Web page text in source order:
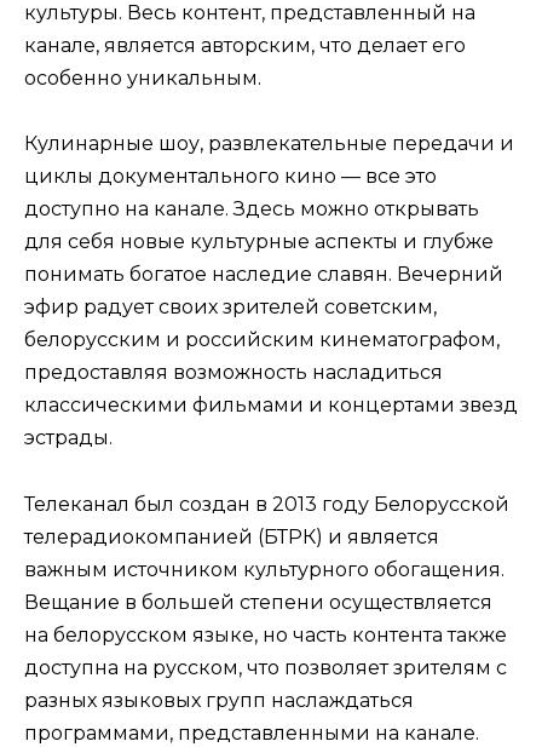
культуры. Весь контент, представленный на
канале, является авторским, что делает его
особенно уникальным.
Кулинарные шоу, развлекательные передачи и
циклы документального кино — все это
доступно на канале. Здесь можно открывать
для себя новые культурные аспекты и глубже
понимать богатое наследие славян. Вечерний
эфир радует своих зрителей советским,
белорусским и российским кинематографом,
предоставляя возможность насладиться
классическими фильмами и концертами звезд
эстрады.
Телеканал был создан в 2013 году Белорусской
телерадиокомпанией (БТРК) и является
важным источником культурного обогащения.
Вещание в большей степени осуществляется
на белорусском языке, но часть контента также
доступна на русском, что позволяет зрителям с
разных языковых групп наслаждаться
программами, представленными на канале.